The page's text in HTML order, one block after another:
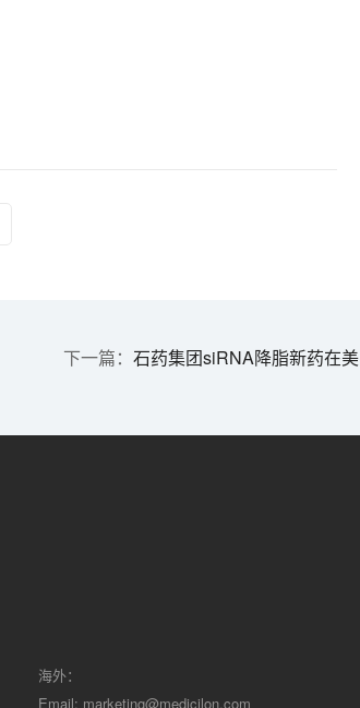
石药集团siRNA降脂新药在美国获批临床 | 1分钟药闻速览
海外：
Email: marketing@medicilon.com